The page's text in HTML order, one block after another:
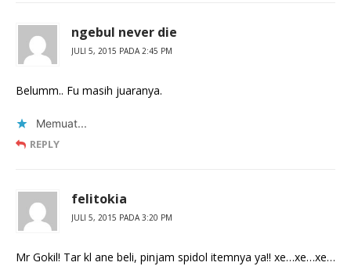
ngebul never die
JULI 5, 2015 PADA 2:45 PM
Belumm.. Fu masih juaranya.
Memuat...
REPLY
felitokia
JULI 5, 2015 PADA 3:20 PM
Mr Gokil! Tar kl ane beli, pinjam spidol itemnya ya!! xe…xe…xe…